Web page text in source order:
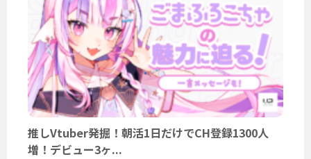
推しVtuber発掘！朝活1日だけでCH登録1300人
増！デビュー3ヶ...